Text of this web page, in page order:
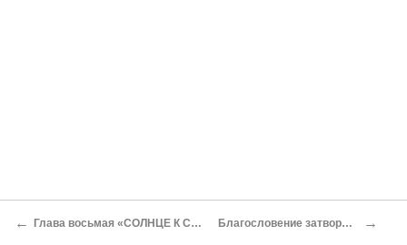
← Глава восьмая «СОЛНЦЕ К СОЛНЦЕМ ЗАЙДЕ» Благословение затворника Иринарха →